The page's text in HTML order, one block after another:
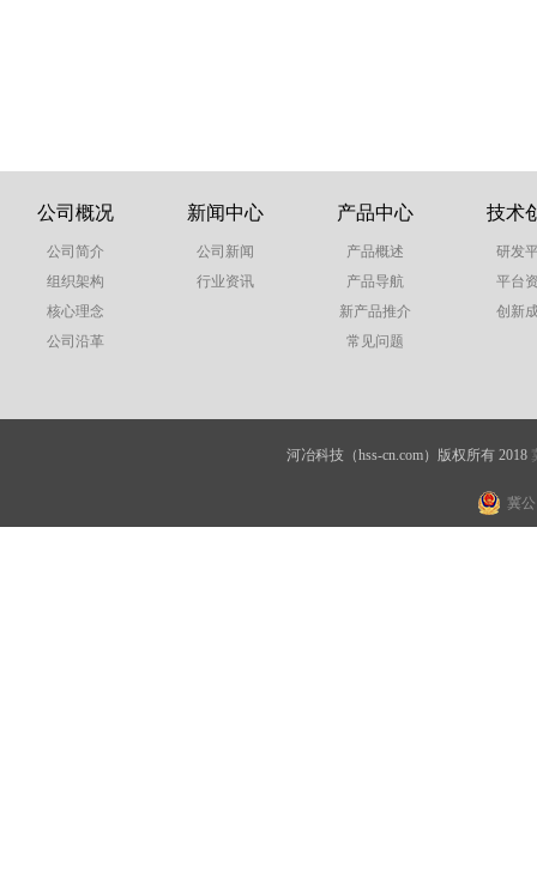
公司概况
公司简介
组织架构
核心理念
公司沿革
新闻中心
公司新闻
行业资讯
产品中心
产品概述
产品导航
新产品推介
常见问题
技术
研发
平台
创新
河冶科技（hss-cn.com）版权所有 2018
冀公